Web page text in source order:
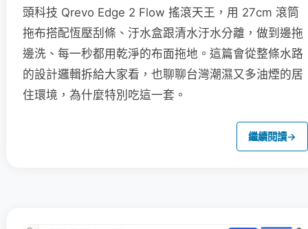
頭科技 Qrevo Edge 2 Flow 搖滾天王，用 27cm 滾筒
拖布搭配恆壓刮條、汙水盒跟清水汙水分離，做到邊拖
邊洗、每一秒都用乾淨的布面拖地。這篇會從整條水路
的設計邏輯拆給大家看，也聊聊台灣潮濕又多油煙的居
住環境，為什麼特別吃這一套。
繼續閱讀→